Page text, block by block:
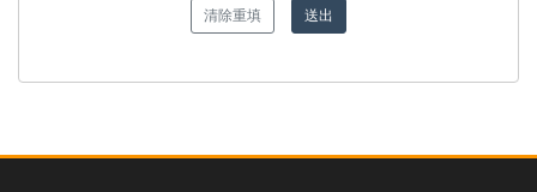
清除重填 送出